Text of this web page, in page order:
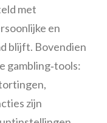
met
en
blijft. Bovendien
gambling‑tools:
zijn